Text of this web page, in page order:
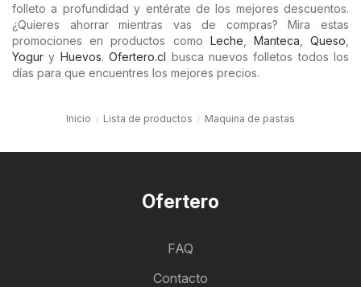
folleto a profundidad y entérate de los mejores descuentos.
¿Quieres ahorrar mientras vas de compras? Mira estas
promociones en productos como Leche Manteca ,Queso
Yogur y Huevos.Ofertero.cl busca nuevos folletos todos los
días para que encuentres los mejores precios.
Inicio Lista de productos Maquina de pastas
Ofertero
FAQ
Contacto